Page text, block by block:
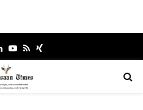
LinkedinYoutube
RssXing